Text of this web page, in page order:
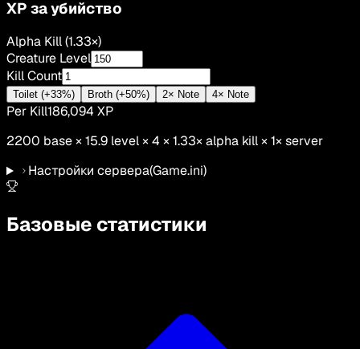
XP за убийство
Alpha Kill (1.33×)
Creature Level
Kill Count
Toilet (+33%) Broth (+50%) 2× Note 4× Note
Per Kill186,094 XP
2200 base ×15.9 level × 4 ×1.33×alpha kill×1× server
Настройки сервера(Game.ini)
Базовые статистики